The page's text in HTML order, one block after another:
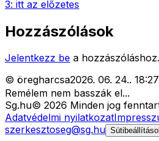
3: itt az előzetes
Hozzászólások
Jelentkezz be a hozzászóláshoz.
© öregharcsa2026. 06. 24.. 18:27
Remélem nem basszák el...
Sg.hu© 2026 Minden jog
Adatvédelmi nyilatkozat
szerkesztoseg@sg.hu